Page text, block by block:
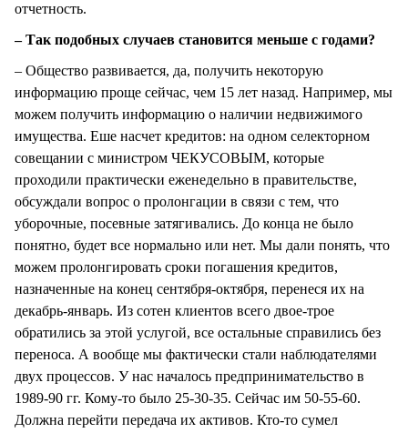
отчетность.
– Так подобных случаев становится меньше с годами?
– Общество развивается, да, получить некоторую
информацию проще сейчас, чем 15 лет назад. Например, мы
можем получить информацию о наличии недвижимого
имущества. Еше насчет кредитов: на одном селекторном
совещании с министром ЧЕКУСОВЫМ, которые
проходили практически еженедельно в правительстве,
обсуждали вопрос о пролонгации в связи с тем, что
уборочные, посевные затягивались. До конца не было
понятно, будет все нормально или нет. Мы дали понять, что
можем пролонгировать сроки погашения кредитов,
назначенные на конец сентября-октября, перенеся их на
декабрь-январь. Из сотен клиентов всего двое-трое
обратились за этой услугой, все остальные справились без
переноса. А вообще мы фактически стали наблюдателями
двух процессов. У нас началось предпринимательство в
1989-90 гг. Кому-то было 25-30-35. Сейчас им 50-55-60.
Должна перейти передача их активов. Кто-то сумел